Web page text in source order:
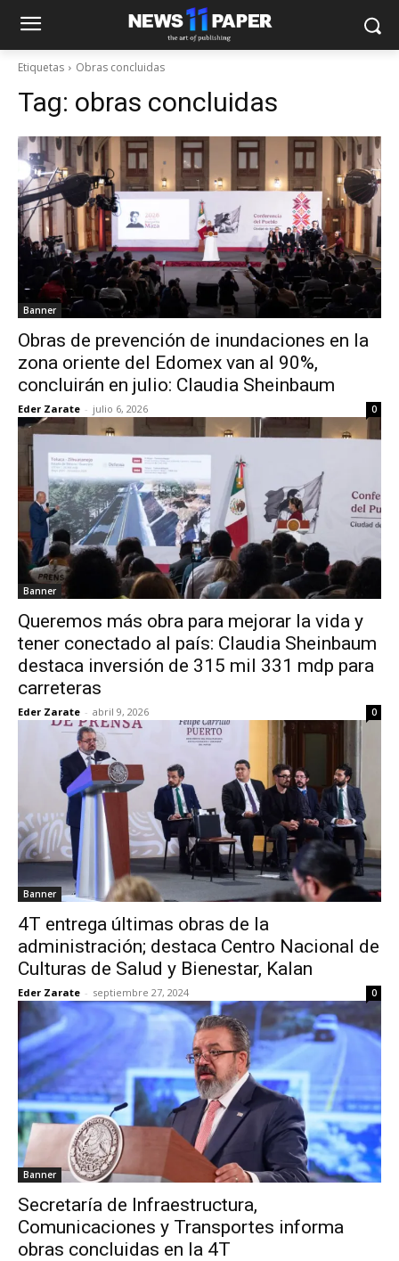
Etiquetas Obras concluidas
Tag: obras concluidas
Banner
Obras de prevención de inundaciones en la
zona oriente del Edomex van al 90%,
concluirán en julio: Claudia Sheinbaum
Eder Zarate - julio 6, 2026 0
Banner
Queremos más obra para mejorar la vida y
tener conectado al país: Claudia Sheinbaum
destaca inversión de 315 mil 331 mdp para
carreteras
Eder Zarate - abril 9, 2026 0
Banner
4T entrega últimas obras de la
administración; destaca Centro Nacional de
Culturas de Salud y Bienestar, Kalan
Eder Zarate - septiembre 27, 2024 0
Banner
Secretaría de Infraestructura,
Comunicaciones y Transportes informa
obras concluidas en la 4T